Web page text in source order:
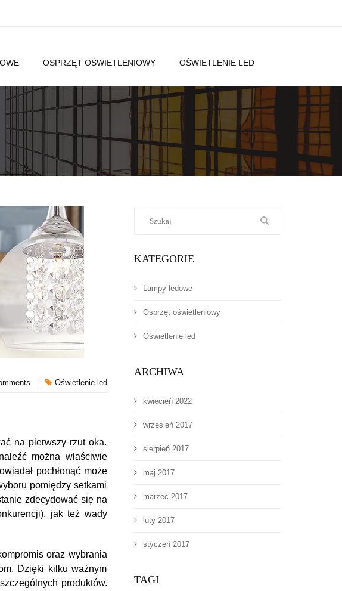
OSPRZĘT OŚWIETLENIOWY OŚWIETLENIE LED
| Oświetlenie led
na pierwszy rzut oka.
można właściwie
pochłonąć może
pomiędzy setkami
zdecydować się na
jak też wady
oraz wybrania
Dzięki kilku ważnym
produktów.
KATEGORIE
Lampy ledowe
Osprzęt oświetleniowy
Oświetlenie led
ARCHIWA
kwiecień 2022
wrzesień 2017
sierpień 2017
maj 2017
marzec 2017
luty 2017
styczeń 2017
TAGI